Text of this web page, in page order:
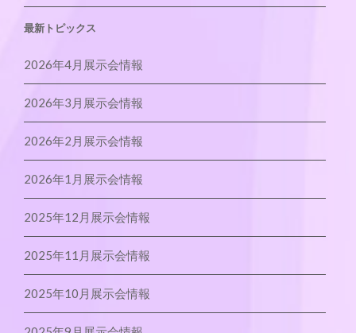
最新トピックス
2026年4月展示会情報
2026年3月展示会情報
2026年2月展示会情報
2026年1月展示会情報
2025年12月展示会情報
2025年11月展示会情報
2025年10月展示会情報